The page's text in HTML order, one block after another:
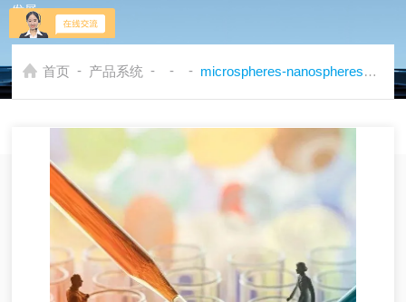
发展
首页 - 产品系统 - - - microspheres-nanospheres玻璃微珠